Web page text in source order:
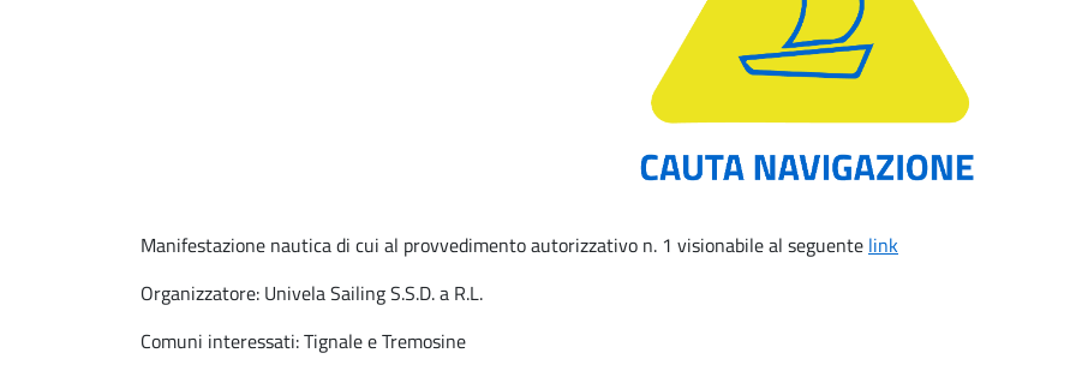
Manifestazione nautica di cui al provvedimento autorizzativo n. 1 visionabile al seguente link
Organizzatore: Univela Sailing S.S.D. a R.L.
Comuni interessati: Tignale e Tremosine